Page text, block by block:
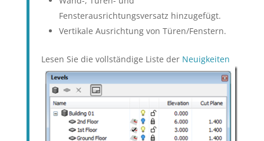
Fensterausrichtungsversatz hinzugefügt.
Vertikale Ausrichtung von Türen/Fenstern.
Lesen Sie die vollständige Liste der Neuigkeiten